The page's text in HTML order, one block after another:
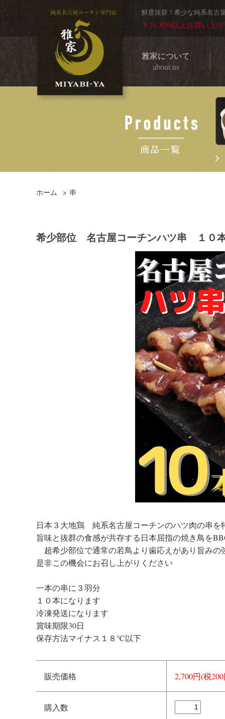
鮮度抜群！希少な純系名古
￥10,800以上お買い上
雅家について
about us
ホーム > 串
希少部位 名古屋コーチンハツ串 １０
日本３大地鶏 純系名古屋コーチンのハツ肉の串を
旨味と抜群の食感が共存する日本屈指の焼き鳥を
超希少部位で通常の若鳥より歯応えがあり旨みの
是非この機会にお召し上がりください
一本の串に３羽分
１０本になります
冷凍発送になります
賞味期限30日
保存方法マイナス１８℃以下
販売価格 2,700円(税
購入数